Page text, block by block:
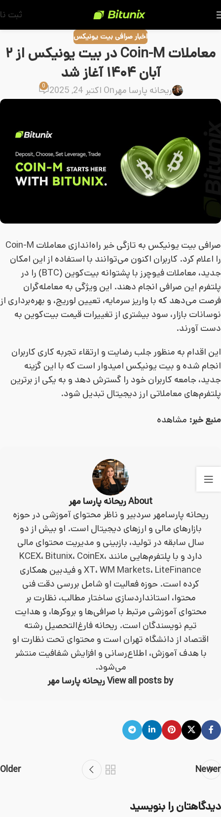
ثبت
اخبار صرافی بیت یونیکس
معاملات Coin-M در بیت یونیکس از ۲
آبان ۱۴۰۴ آغاز شد
ریحانه پارسا مهرOn اکتبر 24, 2025 0
صرافی بیت یونیکس به تازگی خبر راه‌اندازی معاملات Coin-M
را اعلام کرد. کاربران اکنون می‌توانند با استفاده از این امکان
جدید، معاملات فیوچرز با پشتوانه بیت‌کوین (BTC) را در
پلتفرم این صرافی انجام دهند. این ویژگی به معامله‌گران
فرصت می‌دهد که با واریز سرمایه، تعیین لوریج، و بهره‌برداری از
نوسانات بازار، سود بیشتری از تغییرات قیمت بیت‌کوین به
دست آورند.
این اقدام به منظور جلب رضایت و ارتقاء تجربه کاری کاربران
انجام شده و بیت یونیکس امیدوار است که با این گزینه
جدید، جامعه کاربران خود را گسترش دهد و به یکی از برترین
پلتفرم‌های معاملاتی ارز دیجیتال تبدیل شود.
منبع خبر: مشاهده
About ریحانه پارسا مهر
ریحانه پارسامهر سردبیر و ناظر محتوای آموزشی در حوزه
بازارهای مالی و ارزهای دیجیتال است. او بیش از دو
سال سابقه در تولید، بازبینی و مدیریت محتوای مالی
دارد و با پلتفرم‌هایی مانند KCEX، Bitunix، CoinEx،
XT، WM Markets، LiteFinance و فیدبین همکاری
کرده است. حوزه فعالیت او شامل بررسی دقت فنی
محتوا، استانداردسازی ساختار مطالب، نظارت بر
محتوای آموزشی مرتبط با صرافی‌ها و بروکرها، و هدایت
تیم نویسندگان است. ریحانه فارغ‌التحصیل رشته
اقتصاد از دانشگاه تهران است و محتوای تحت نظارت او
با هدف آموزش، اطلاع‌رسانی و افزایش شفافیت منتشر
می‌شود.
View all posts by ریحانه پارسا مهر
Newer
Older
دیدگاهتان را بنویسید